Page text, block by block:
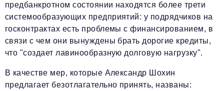
предбанкротном состоянии находятся более трети
системообразующих предприятий: у подрядчиков на
госконтрактах есть проблемы с финансированием, в
связи с чем они вынуждены брать дорогие кредиты,
что "создает лавинообразную долговую нагрузку".
В качестве мер, которые Александр Шохин
предлагает безотлагательно принять, названы: